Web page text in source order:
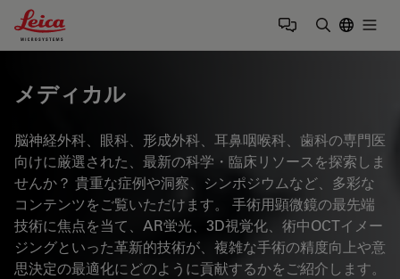
Leica Microsystems Logo
メディカル
脳神経外科、眼科、形成外科、耳鼻咽喉科、歯科の専門医
向けに厳選された、最新の科学・臨床リソースを探索しま
せんか？ 貴重な症例や洞察、シンポジウムなど、多彩な
コンテンツをご覧いただけます。 手術用顕微鏡の最先端
技術に焦点を当て、AR蛍光、3D視覚化、術中OCTイメー
ジングといった革新的技術が、複雑な手術の精度向上や意
思決定の最適化にどのように貢献するかをご紹介します。